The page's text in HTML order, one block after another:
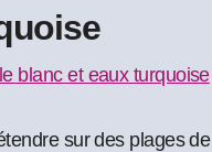
sur des plages de